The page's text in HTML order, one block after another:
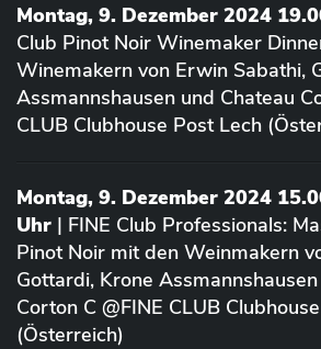
Montag, 9. Dezember 2024
Club Pinot Noir Winemaker
Winemakern von Erwin Sabathi,
Assmannshausen und Chateau
CLUB Clubhouse Post Lech
Montag, 9. Dezember 2024
Uhr | FINE Club Professionals:
Pinot Noir mit den Weinmakern
Gottardi, Krone
Corton C @FINE CLUB
(Österreich)